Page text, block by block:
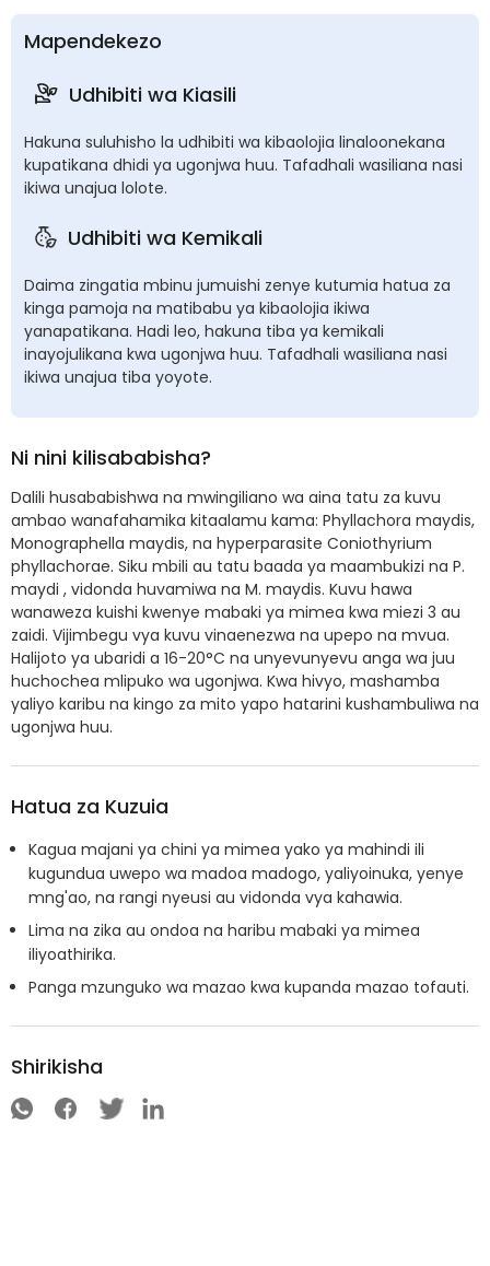
Mapendekezo
Udhibiti wa Kiasili
Hakuna suluhisho la udhibiti wa kibaolojia linaloonekana
kupatikana dhidi ya ugonjwa huu. Tafadhali wasiliana nasi
ikiwa unajua lolote.
Udhibiti wa Kemikali
Daima zingatia mbinu jumuishi zenye kutumia hatua za
kinga pamoja na matibabu ya kibaolojia ikiwa
yanapatikana. Hadi leo, hakuna tiba ya kemikali
inayojulikana kwa ugonjwa huu. Tafadhali wasiliana nasi
ikiwa unajua tiba yoyote.
Ni nini kilisababisha?
Dalili husababishwa na mwingiliano wa aina tatu za kuvu
ambao wanafahamika kitaalamu kama: Phyllachora maydis,
Monographella maydis, na hyperparasite Coniothyrium
phyllachorae. Siku mbili au tatu baada ya maambukizi na P.
maydi , vidonda huvamiwa na M. maydis. Kuvu hawa
wanaweza kuishi kwenye mabaki ya mimea kwa miezi 3 au
zaidi. Vijimbegu vya kuvu vinaenezwa na upepo na mvua.
Halijoto ya ubaridi a 16-20°C na unyevunyevu anga wa juu
huchochea mlipuko wa ugonjwa. Kwa hivyo, mashamba
yaliyo karibu na kingo za mito yapo hatarini kushambuliwa na
ugonjwa huu.
Hatua za Kuzuia
Kagua majani ya chini ya mimea yako ya mahindi ili
kugundua uwepo wa madoa madogo, yaliyoinuka, yenye
mng'ao, na rangi nyeusi au vidonda vya kahawia.
Lima na zika au ondoa na haribu mabaki ya mimea
iliyoathirika.
Panga mzunguko wa mazao kwa kupanda mazao tofauti.
Shirikisha